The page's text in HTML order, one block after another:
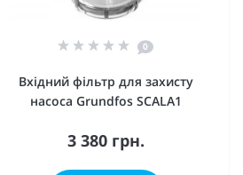
0
Вхідний фільтр для захисту
насоса Grundfos SCALA1
3 380 грн.